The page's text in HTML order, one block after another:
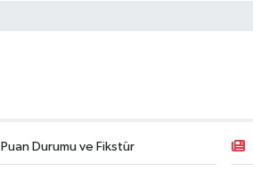
Puan Durumu ve Fikstür